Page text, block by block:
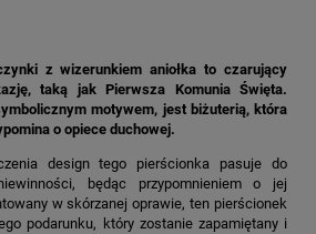
z wizerunkiem aniołka to czarujący
taką jak Pierwsza Komunia Święta.
motywem, jest biżuterią, która
o opiece duchowej.
design tego pierścionka pasuje do
będąc przypomnieniem o jej
w skórzanej oprawie, ten pierścionek
podarunku, który zostanie zapamiętany i